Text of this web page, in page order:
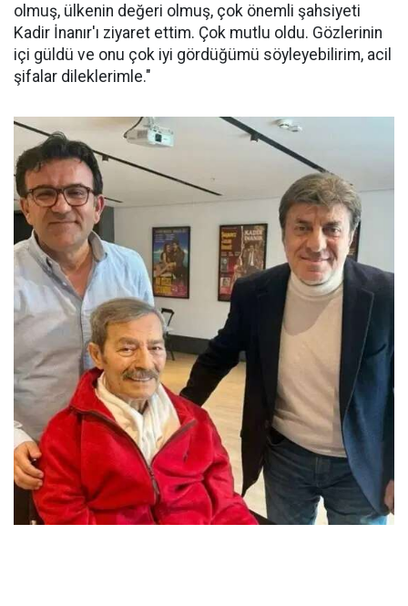
olmuş, ülkenin değeri olmuş, çok önemli şahsiyeti
Kadir İnanır'ı ziyaret ettim. Çok mutlu oldu. Gözlerinin
içi güldü ve onu çok iyi gördüğümü söyleyebilirim, acil
şifalar dileklerimle."